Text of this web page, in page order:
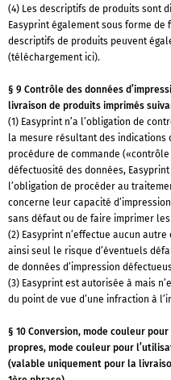
(4) Les descriptifs de produits sont
Easyprint également sous forme de
descriptifs de produits peuvent
(téléchargement ici).
§ 9 Contrôle des données
livraison de produits imprimés
(1) Easyprint n’a l’obligation de
la mesure résultant des indications
procédure de commande
défectuosité des données,
l’obligation de procéder au
concerne leur capacité
sans défaut ou de faire imprimer
(2) Easyprint n’effectue aucun
ainsi seul le risque d’éventuels
de données d’impression
(3) Easyprint est autorisée à mais
du point de vue d’une infraction à
§ 10 Conversion, mode couleur
propres, mode couleur pour
(valable uniquement pour la